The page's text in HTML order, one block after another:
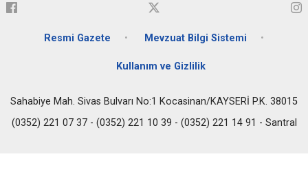
Resmi Gazete Mevzuat Bilgi Sistemi
Kullanım ve Gizlilik
Sahabiye Mah. Sivas Bulvarı No:1 Kocasinan/KAYSERİ P.K. 38015
(0352) 221 07 37 - (0352) 221 10 39 - (0352) 221 14 91 - Santral